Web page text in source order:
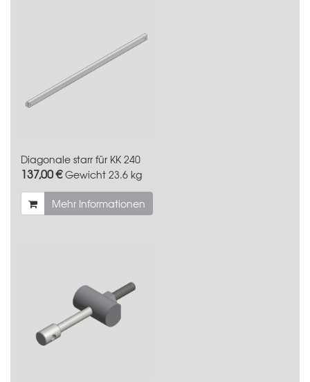
Diagonale starr für KK 240
137,00 €Gewicht 23.6 kg
Mehr Informationen